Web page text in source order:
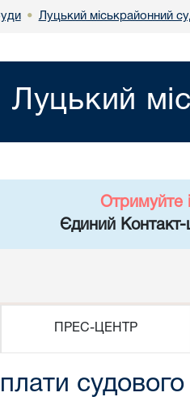
• Луцький міськрайонний
Луцький
Отримуйте
Єдиний Контакт-
ПРЕС-ЦЕНТР